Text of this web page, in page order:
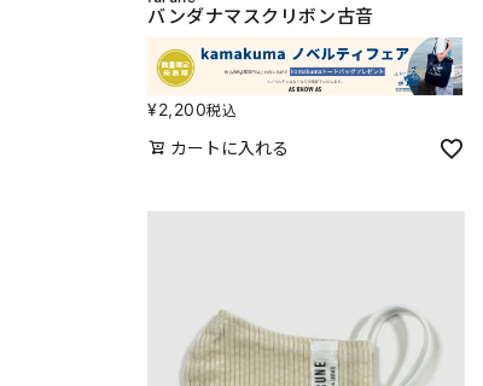
バンダナマスクリボン古音
¥2,200税込
カートに入れる